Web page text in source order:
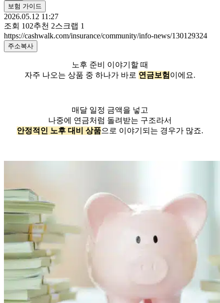
보험 가이드
2026.05.12 11:27
조회 102추천 2스크랩 1
https://cashwalk.com/insurance/community/info-news/130129324
주소복사
노후 준비 이야기할 때
자주 나오는 상품 중 하나가 바로 연금보험 이에요.
매달 일정 금액을 넣고
나중에 연금처럼 돌려받는 구조라서
안정적인 노후 대비 상품으로 이야기되는 경우가 많죠.